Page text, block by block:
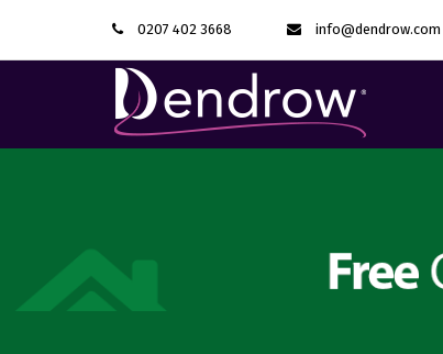
0207 402 3668 info@dendrow.com